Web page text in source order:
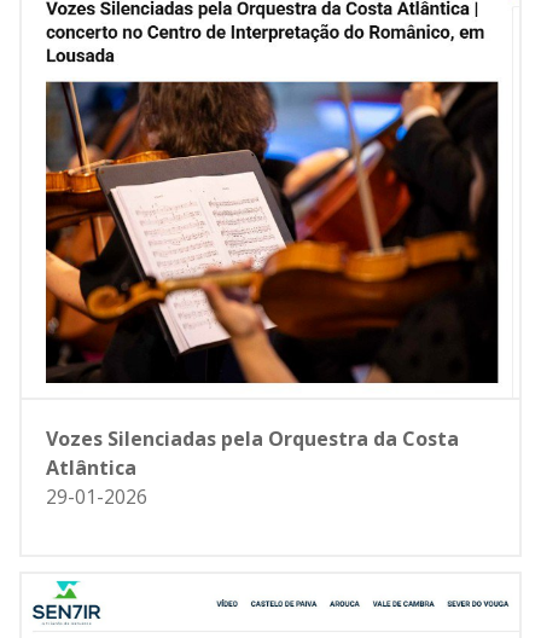
Vozes Silenciadas pela Orquestra da Costa
Atlântica
29-01-2026